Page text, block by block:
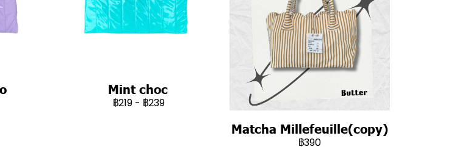
Mint choc
฿219 - ฿239
Matcha Millefeuille(copy)
฿390